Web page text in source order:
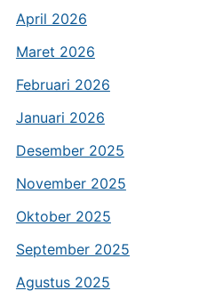
April 2026
Maret 2026
Februari 2026
Januari 2026
Desember 2025
November 2025
Oktober 2025
September 2025
Agustus 2025